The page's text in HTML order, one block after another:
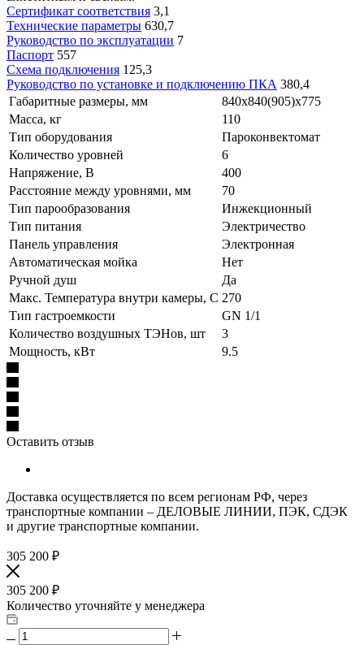
Сертификат соответствия 3,1
Технические параметры 630,7
Руководство по эксплуатации 7
Паспорт 557
Схема подключения 125,3
Руководство по установке и подключению ПКА 380,4
Габаритные размеры, мм
840х840(905)х775
Масса, кг
110
Тип оборудования
Пароконвектомат
Количество уровней
6
Напряжение, В
400
Расстояние между уровнями, мм
70
Тип парообразования
Инжекционный
Тип питания
Электричество
Панель управления
Электронная
Автоматическая мойка
Нет
Ручной душ
Да
Макс. Температура внутри камеры, С 270
Тип гастроемкости
GN 1/1
Количество воздушных ТЭНов, шт
3
Мощность, кВт
9.5
Оставить отзыв
Доставка осуществляется по всем регионам РФ, через
транспортные компании – ДЕЛОВЫЕ ЛИНИИ, ПЭК, СДЭК
и другие транспортные компании.
305 200 ₽
305 200 ₽
Количество уточняйте у менеджера